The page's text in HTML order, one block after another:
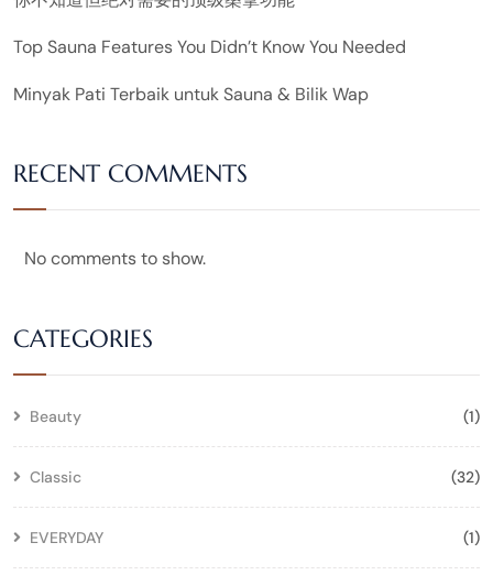
Top Sauna Features You Didn’t Know You Needed
Minyak Pati Terbaik untuk Sauna & Bilik Wap
RECENT COMMENTS
No comments to show.
CATEGORIES
Beauty (1)
Classic (32)
EVERYDAY (1)